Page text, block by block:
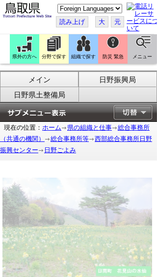
こ
の
ペ
ー
ジ
翻
訳
す
る
読み上げ 大 元
県外の方へ 分野で探す 組織で探す 防災 緊急 メニュー
メイン
日野振興局
日野県土整備局
現在の位置： ホーム 県の組織と仕事
総合事務所
（共通の機関）
総合事務所等
西部総合事務所日野
振興センター
日野ごよみ